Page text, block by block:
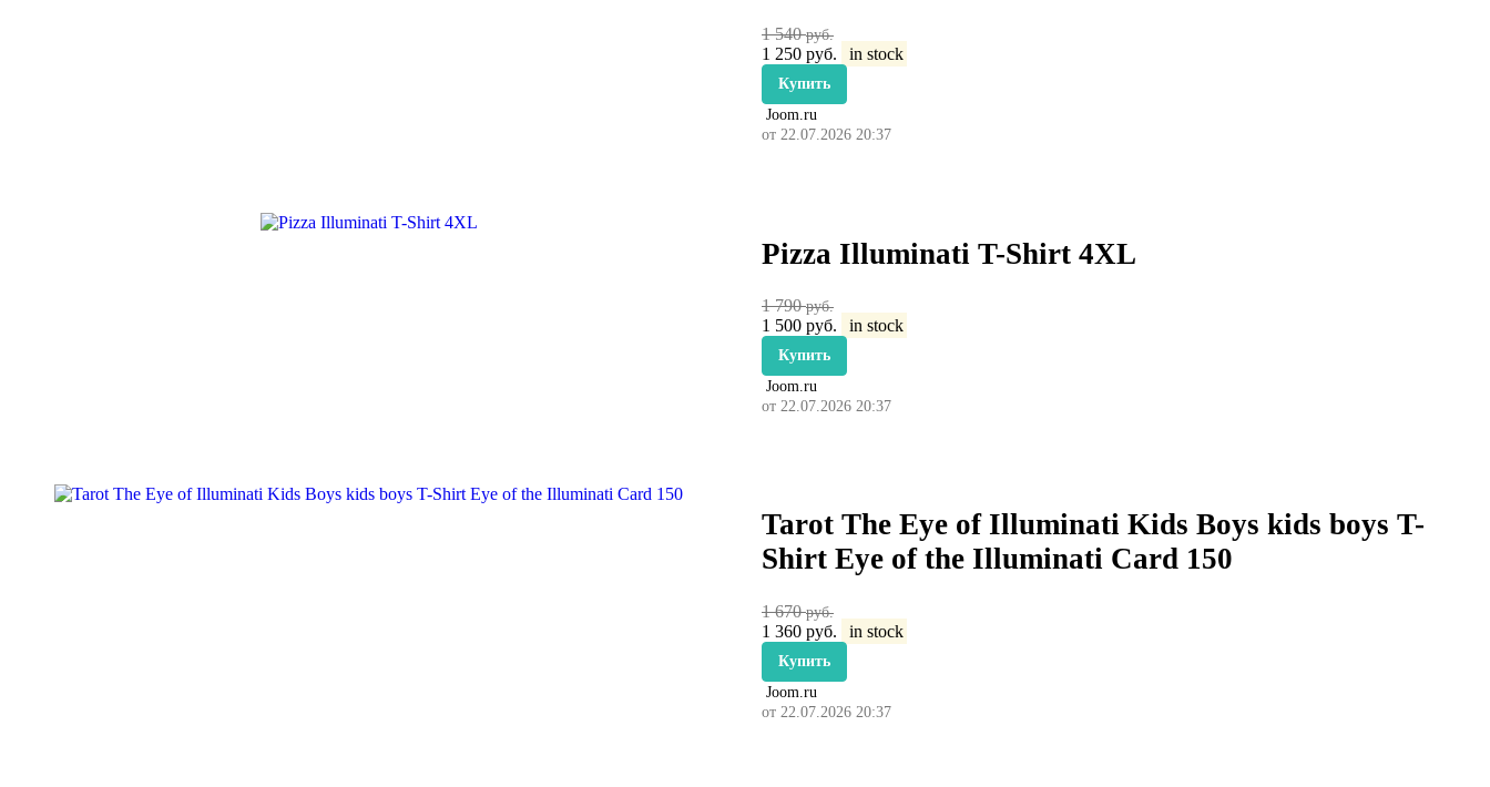
1 540руб.
1 250 руб. in stock
Купить
Joom.ru
от 22.07.2026 20:37
Pizza Illuminati T-Shirt 4XL
1 790руб.
1 500 руб. in stock
Купить
Joom.ru
от 22.07.2026 20:37
Tarot The Eye of Illuminati Kids Boys kids boys T-
Shirt Eye of the Illuminati Card 150
1 670руб.
1 360 руб. in stock
Купить
Joom.ru
от 22.07.2026 20:37